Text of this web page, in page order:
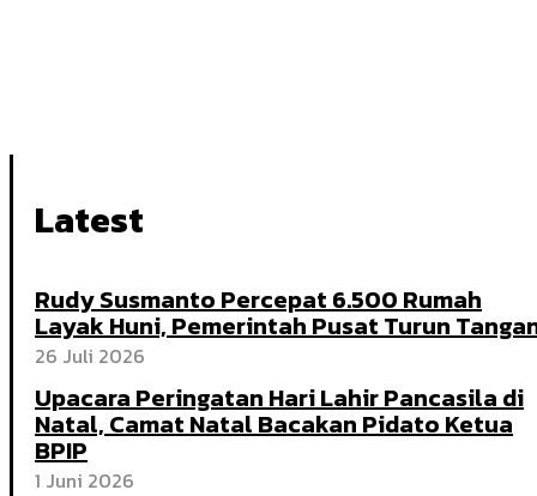
Latest
Rudy Susmanto Percepat 6.500 Rumah
Layak Huni, Pemerintah Pusat Turun
26 Juli 2026
Upacara Peringatan Hari Lahir Pancasila di
Natal, Camat Natal Bacakan Pidato Ketua
BPIP
1 Juni 2026